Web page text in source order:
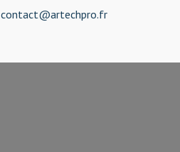
contact@artechpro.fr